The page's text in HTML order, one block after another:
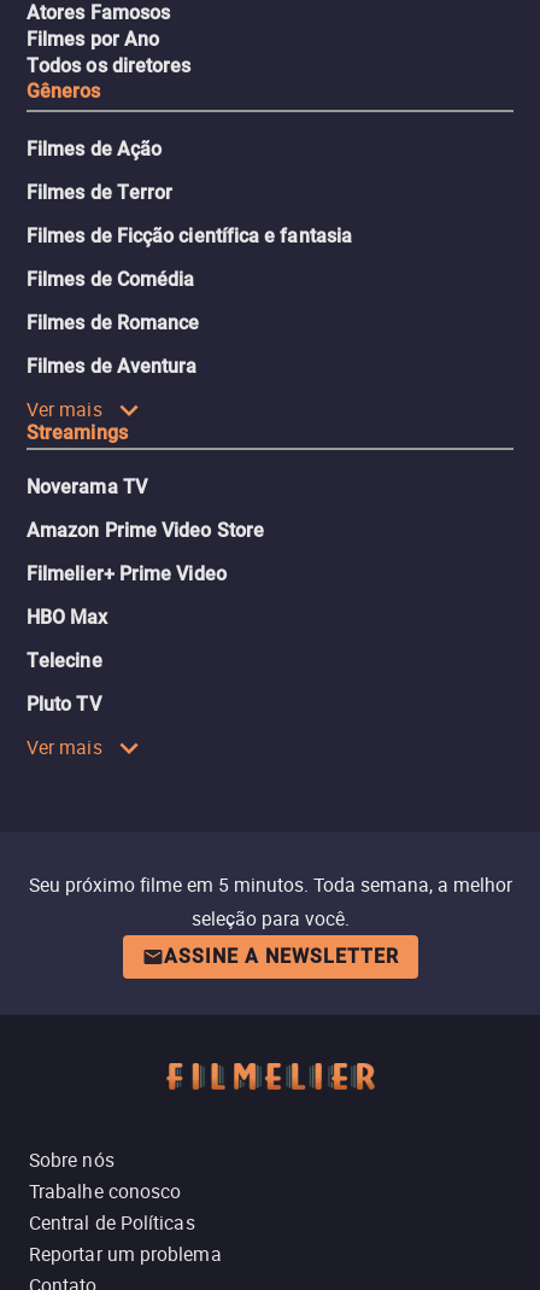
Atores Famosos
Filmes por Ano
Todos os diretores
Gêneros
Filmes de Ação
Filmes de Terror
Filmes de Ficção científica e fantasia
Filmes de Comédia
Filmes de Romance
Filmes de Aventura
Ver mais
Streamings
Noverama TV
Amazon Prime Video Store
Filmelier+ Prime Video
HBO Max
Telecine
Pluto TV
Ver mais
Seu próximo filme em 5 minutos. Toda semana, a melhor
seleção para você.
ASSINE A NEWSLETTER
Sobre nós
Trabalhe conosco
Central de Políticas
Reportar um problema